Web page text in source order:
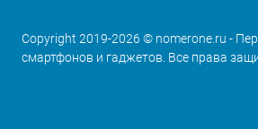
Copyright 2019-2026 © nomerone.ru -
смартфонов и гаджетов. Все права